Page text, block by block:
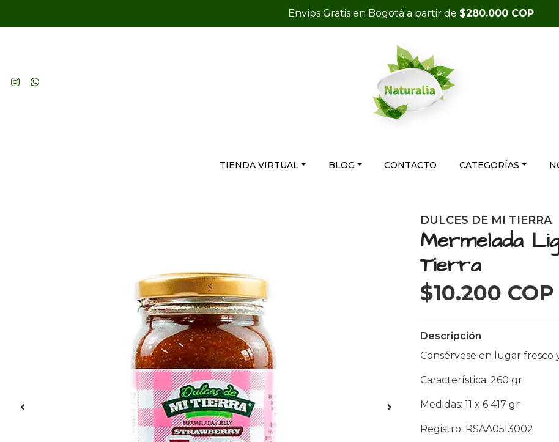
Envíos Gratis en Bogotá a partir de $280.000 COP
TIENDA VIRTUAL BLOG CONTACTO CATEGORÍAS
DULCES DE MI TIERRA
Mermelada
Tierra
$10.200 COP
Descripción
Consérvese en lugar fresco
Característica: 260 gr
Medidas: 11 x 6 417 gr
Registro: RSAA05I3002